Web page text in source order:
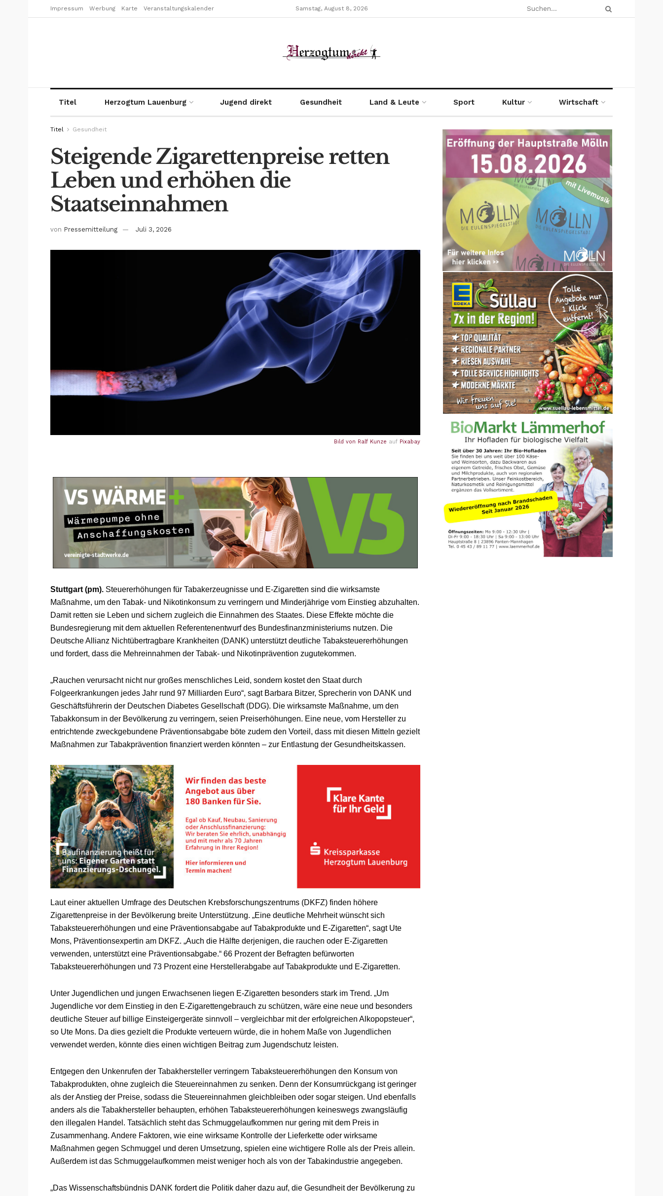
Impressum Werbung Karte Veranstaltungskalender Samstag, August 8, 2026
Titel Herzogtum Lauenburg Jugend direkt Gesundheit Land & Leute Sport Kultur Wirtschaft
Titel Gesundheit
Steigende Zigarettenpreise retten
Leben und erhöhen die
Staatseinnahmen
von Pressemitteilung Juli 3, 2026
Bild von Ralf Kunze auf Pixabay
Stuttgart (pm). Steuererhöhungen für Tabakerzeugnisse und E-Zigaretten sind die wirksamste
Maßnahme, um den Tabak- und Nikotinkonsum zu verringern und Minderjährige vom Einstieg abzuhalten.
Damit retten sie Leben und sichern zugleich die Einnahmen des Staates. Diese Effekte möchte die
Bundesregierung mit dem aktuellen Referentenentwurf des Bundesfinanzministeriums nutzen. Die
Deutsche Allianz Nichtübertragbare Krankheiten (DANK) unterstützt deutliche Tabaksteuererhöhungen
und fordert, dass die Mehreinnahmen der Tabak- und Nikotinprävention zugutekommen.
„Rauchen verursacht nicht nur großes menschliches Leid, sondern kostet den Staat durch
Folgeerkrankungen jedes Jahr rund 97 Milliarden Euro“, sagt Barbara Bitzer, Sprecherin von DANK und
Geschäftsführerin der Deutschen Diabetes Gesellschaft (DDG). Die wirksamste Maßnahme, um den
Tabakkonsum in der Bevölkerung zu verringern, seien Preiserhöhungen. Eine neue, vom Hersteller zu
entrichtende zweckgebundene Präventionsabgabe böte zudem den Vorteil, dass mit diesen Mitteln gezielt
Maßnahmen zur Tabakprävention finanziert werden könnten – zur Entlastung der Gesundheitskassen.
Laut einer aktuellen Umfrage des Deutschen Krebsforschungszentrums (DKFZ) finden höhere
Zigarettenpreise in der Bevölkerung breite Unterstützung. „Eine deutliche Mehrheit wünscht sich
Tabaksteuererhöhungen und eine Präventionsabgabe auf Tabakprodukte und E-Zigaretten“, sagt Ute
Mons, Präventionsexpertin am DKFZ. „Auch die Hälfte derjenigen, die rauchen oder E-Zigaretten
verwenden, unterstützt eine Präventionsabgabe.“ 66 Prozent der Befragten befürworten
Tabaksteuererhöhungen und 73 Prozent eine Herstellerabgabe auf Tabakprodukte und E-Zigaretten.
Unter Jugendlichen und jungen Erwachsenen liegen E-Zigaretten besonders stark im Trend. „Um
Jugendliche vor dem Einstieg in den E-Zigarettengebrauch zu schützen, wäre eine neue und besonders
deutliche Steuer auf billige Einsteigergeräte sinnvoll – vergleichbar mit der erfolgreichen Alkopopsteuer“,
so Ute Mons. Da dies gezielt die Produkte verteuern würde, die in hohem Maße von Jugendlichen
verwendet werden, könnte dies einen wichtigen Beitrag zum Jugendschutz leisten.
Entgegen den Unkenrufen der Tabakhersteller verringern Tabaksteuererhöhungen den Konsum von
Tabakprodukten, ohne zugleich die Steuereinnahmen zu senken. Denn der Konsumrückgang ist geringer
als der Anstieg der Preise, sodass die Steuereinnahmen gleichbleiben oder sogar steigen. Und ebenfalls
anders als die Tabakhersteller behaupten, erhöhen Tabaksteuererhöhungen keineswegs zwangsläufig
den illegalen Handel. Tatsächlich steht das Schmuggelaufkommen nur gering mit dem Preis in
Zusammenhang. Andere Faktoren, wie eine wirksame Kontrolle der Lieferkette oder wirksame
Maßnahmen gegen Schmuggel und deren Umsetzung, spielen eine wichtigere Rolle als der Preis allein.
Außerdem ist das Schmuggelaufkommen meist weniger hoch als von der Tabakindustrie angegeben.
„Das Wissenschaftsbündnis DANK fordert die Politik daher dazu auf, die Gesundheit der Bevölkerung zu